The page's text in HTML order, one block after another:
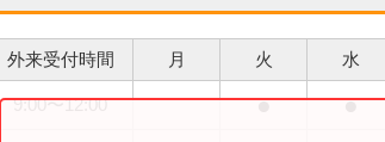
外来受付時間 月 火 水
9:00〜12:00 ● ●